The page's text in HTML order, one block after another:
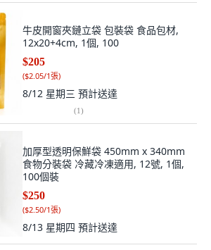
牛皮開窗夾鏈立袋 包裝袋 食品包材,
12x20+4cm, 1個, 100
$205
($2.05/1張)
8/12 星期三 預計送達
(1)
加厚型透明保鮮袋 450mm x 340mm
食物分裝袋 冷藏冷凍適用, 12號, 1個,
100個裝
$250
($2.50/1張)
8/13 星期四 預計送達